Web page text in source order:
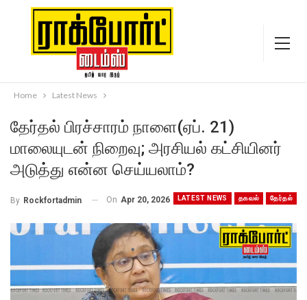
Home Latest News
தேர்தல் பிரச்சாரம் நாளை(ஏப். 21)
மாலையுடன் நிறைவு; அரசியல் கட்சியினர்
அடுத்து என்ன செய்யலாம்?
LATEST NEWS தகவல் தேர்தல்
By Rockfortadmin On Apr 20, 2026